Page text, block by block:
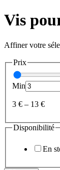
Vis
Affiner votre
Prix
Min
3 € – 13 €
Disponibilité
En